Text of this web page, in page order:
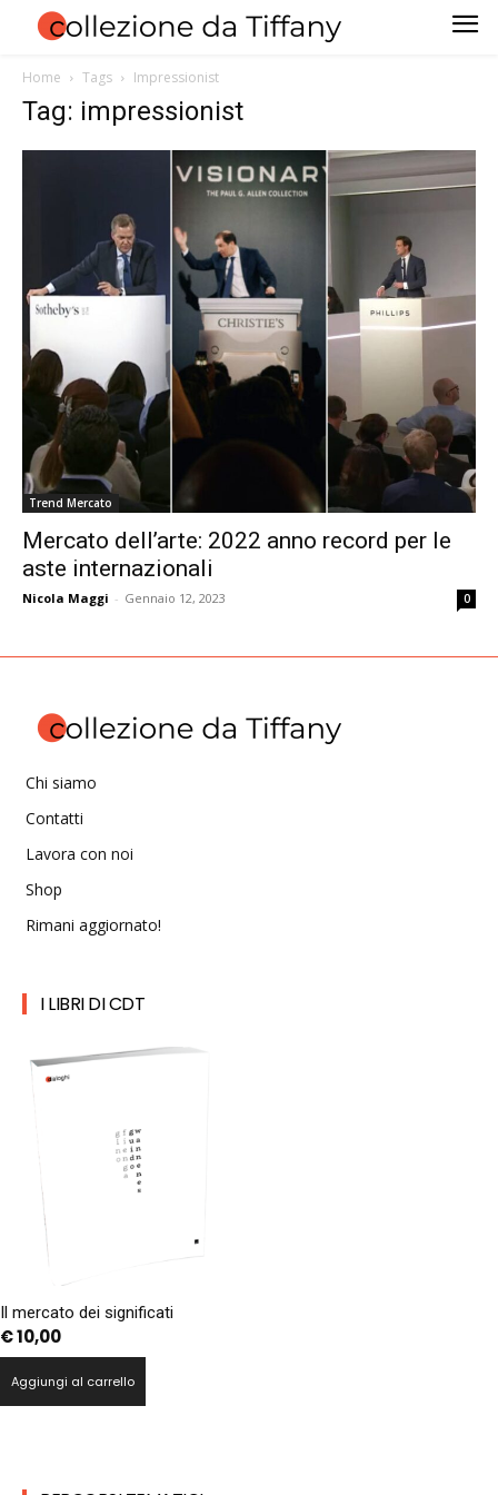
Home Tags Impressionist
Tag: impressionist
Trend Mercato
Mercato dell’arte: 2022 anno record per le
aste internazionali
Nicola Maggi - Gennaio 12, 2023 0
Chi siamo
Contatti
Lavora con noi
Shop
Rimani aggiornato!
I LIBRI DI CDT
Il mercato dei significati
€10,00
Aggiungi al carrello